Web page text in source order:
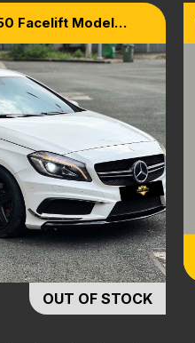
Facelift Model
OUT OF STOCK